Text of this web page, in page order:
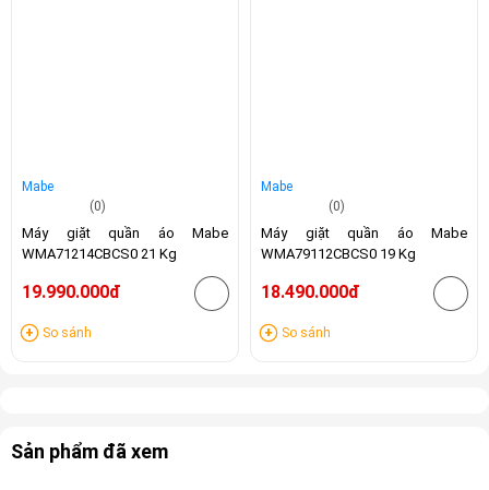
Mabe
(0)
Máy giặt quần áo Mabe
WMA71214CBCS0 21 Kg
19.990.000đ
So sánh
Mabe
(0)
Máy giặt quần áo Mabe
WMA79112CBCS0 19 Kg
18.490.000đ
So sánh
Sản phẩm đã xem